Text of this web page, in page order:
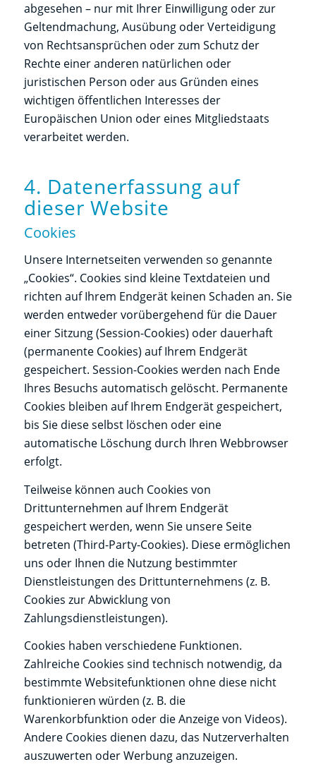
abgesehen – nur mit Ihrer Einwilligung oder zur
Geltendmachung, Ausübung oder Verteidigung
von Rechtsansprüchen oder zum Schutz der
Rechte einer anderen natürlichen oder
juristischen Person oder aus Gründen eines
wichtigen öffentlichen Interesses der
Europäischen Union oder eines Mitgliedstaats
verarbeitet werden.
4. Datenerfassung auf
dieser Website
Cookies
Unsere Internetseiten verwenden so genannte
„Cookies“. Cookies sind kleine Textdateien und
richten auf Ihrem Endgerät keinen Schaden an. Sie
werden entweder vorübergehend für die Dauer
einer Sitzung (Session-Cookies) oder dauerhaft
(permanente Cookies) auf Ihrem Endgerät
gespeichert. Session-Cookies werden nach Ende
Ihres Besuchs automatisch gelöscht. Permanente
Cookies bleiben auf Ihrem Endgerät gespeichert,
bis Sie diese selbst löschen oder eine
automatische Löschung durch Ihren Webbrowser
erfolgt.
Teilweise können auch Cookies von
Drittunternehmen auf Ihrem Endgerät
gespeichert werden, wenn Sie unsere Seite
betreten (Third-Party-Cookies). Diese ermöglichen
uns oder Ihnen die Nutzung bestimmter
Dienstleistungen des Drittunternehmens (z. B.
Cookies zur Abwicklung von
Zahlungsdienstleistungen).
Cookies haben verschiedene Funktionen.
Zahlreiche Cookies sind technisch notwendig, da
bestimmte Websitefunktionen ohne diese nicht
funktionieren würden (z. B. die
Warenkorbfunktion oder die Anzeige von Videos).
Andere Cookies dienen dazu, das Nutzerverhalten
auszuwerten oder Werbung anzuzeigen.